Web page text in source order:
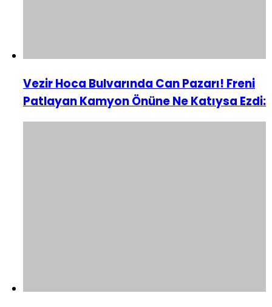
Vezir Hoca Bulvarında Can Pazarı! Freni
Patlayan Kamyon Önüne Ne Katıysa Ezdi: